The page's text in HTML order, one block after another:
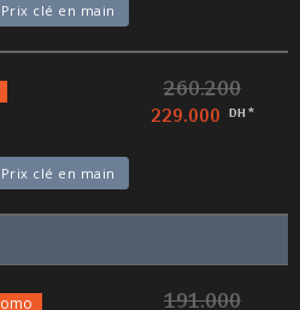
Prix clé en main
260.200
229.000 DH *
Prix clé en main
191.000